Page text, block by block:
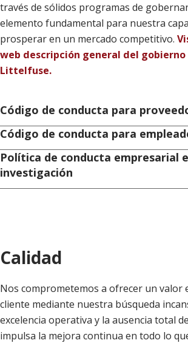
través de sólidos programas de
elemento fundamental para nuestra
prosperar en un mercado competitivo.
web descripción general del
Littelfuse.
Código de conducta para
Código de conducta para
Política de conducta empresarial e
investigación
Calidad
Nos comprometemos a ofrecer un valor
cliente mediante nuestra búsqueda
excelencia operativa y la ausencia total
impulsa la mejora continua en todo lo